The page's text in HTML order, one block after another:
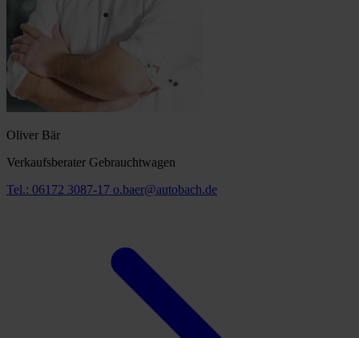
Oliver Bär
Verkaufsberater Gebrauchtwagen
Tel.: 06172 3087-17 o.baer@autobach.de